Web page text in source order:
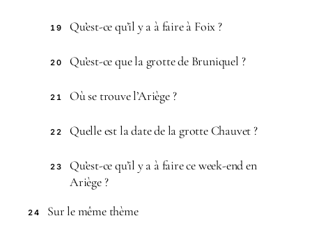
19 Qu’est-ce qu’il y a à faire à Foix ?
20 Qu’est-ce que la grotte de Bruniquel ?
21 Où se trouve l’Ariège ?
22 Quelle est la date de la grotte Chauvet ?
23
Qu’est-ce qu’il y a à faire ce week-end en
Ariège ?
24 Sur le même thème